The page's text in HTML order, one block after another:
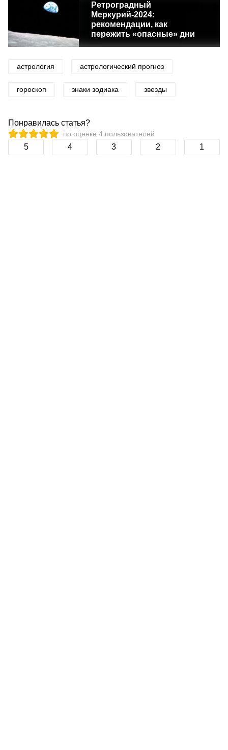
Ретроградный
Меркурий-2024:
рекомендации, как
пережить «опасные» дни
астрология астрологический прогноз
гороскоп знаки зодиака звезды
Понравилась статья?
по оценке 4 пользователей
5 4 3 2 1